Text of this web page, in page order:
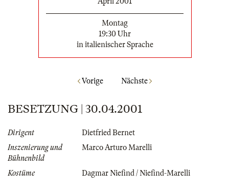
Montag
19:30 Uhr
in italienischer Sprache
Vorige Nächste
BESETZUNG | 30.04.2001
Dirigent
Dietfried Bernet
Inszenierung und
Bühnenbild
Marco Arturo Marelli
Kostüme Dagmar Niefind / Niefind-Marelli